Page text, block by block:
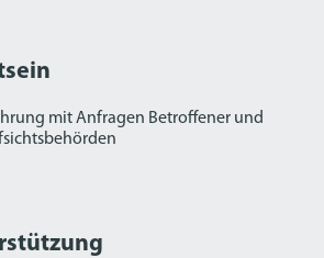
mit Anfragen Betroffener und